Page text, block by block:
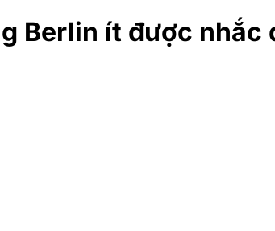
Berlin ít được nhắc